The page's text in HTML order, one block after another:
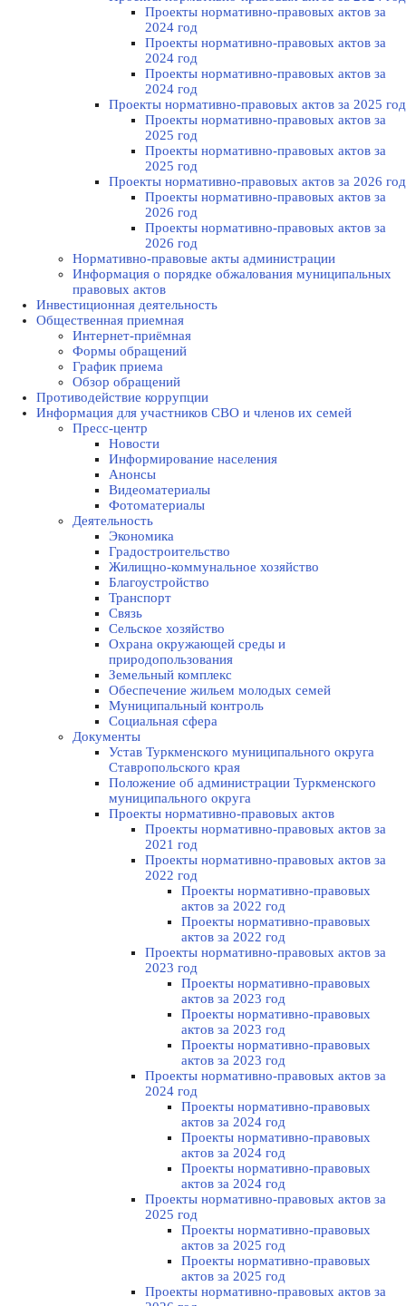
Проекты нормативно-правовых актов за
2024 год
Проекты нормативно-правовых актов за
2024 год
Проекты нормативно-правовых актов за
2024 год
Проекты нормативно-правовых актов за 2025 год
Проекты нормативно-правовых актов за
2025 год
Проекты нормативно-правовых актов за
2025 год
Проекты нормативно-правовых актов за 2026 год
Проекты нормативно-правовых актов за
2026 год
Проекты нормативно-правовых актов за
2026 год
Нормативно-правовые акты администрации
Информация о порядке обжалования муниципальных
правовых актов
Инвестиционная деятельность
Общественная приемная
Интернет-приёмная
Формы обращений
График приема
Обзор обращений
Противодействие коррупции
Информация для участников СВО и членов их семей
Пресс-центр
Новости
Информирование населения
Анонсы
Видеоматериалы
Фотоматериалы
Деятельность
Экономика
Градостроительство
Жилищно-коммунальное хозяйство
Благоустройство
Транспорт
Связь
Сельское хозяйство
Охрана окружающей среды и
природопользования
Земельный комплекс
Обеспечение жильем молодых семей
Муниципальный контроль
Социальная сфера
Документы
Устав Туркменского муниципального округа
Ставропольского края
Положение об администрации Туркменского
муниципального округа
Проекты нормативно-правовых актов
Проекты нормативно-правовых актов за
2021 год
Проекты нормативно-правовых актов за
2022 год
Проекты нормативно-правовых
актов за 2022 год
Проекты нормативно-правовых
актов за 2022 год
Проекты нормативно-правовых актов за
2023 год
Проекты нормативно-правовых
актов за 2023 год
Проекты нормативно-правовых
актов за 2023 год
Проекты нормативно-правовых
актов за 2023 год
Проекты нормативно-правовых актов за
2024 год
Проекты нормативно-правовых
актов за 2024 год
Проекты нормативно-правовых
актов за 2024 год
Проекты нормативно-правовых
актов за 2024 год
Проекты нормативно-правовых актов за
2025 год
Проекты нормативно-правовых
актов за 2025 год
Проекты нормативно-правовых
актов за 2025 год
Проекты нормативно-правовых актов за